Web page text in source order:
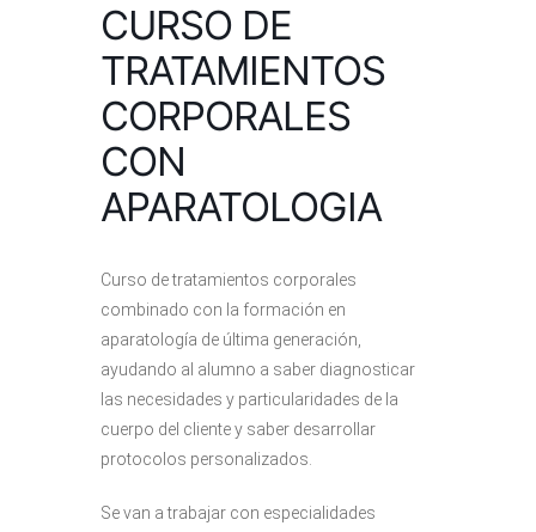
CURSO DE
TRATAMIENTOS
CORPORALES
CON
APARATOLOGIA
Curso de tratamientos corporales
combinado con la formación en
aparatología de última generación,
ayudando al alumno a saber diagnosticar
las necesidades y particularidades de la
cuerpo del cliente y saber desarrollar
protocolos personalizados.
Se van a trabajar con especialidades